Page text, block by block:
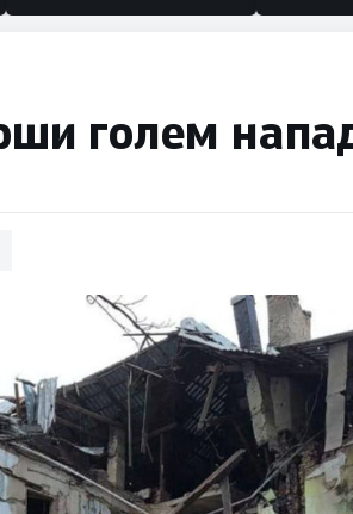
голем